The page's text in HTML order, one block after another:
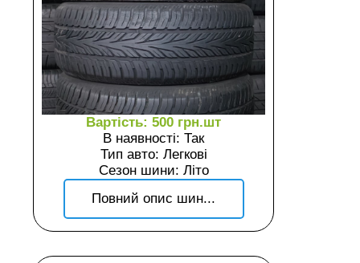
Вартість: 500 грн.шт
В наявності: Так
Тип авто: Легкові
Сезон шини: Літо
Повний опис шин...